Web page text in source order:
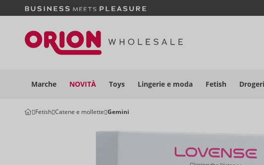
Marche NOVITÀ Toys Lingerie e moda Fetish
Fetish Catene e mollette Gemini